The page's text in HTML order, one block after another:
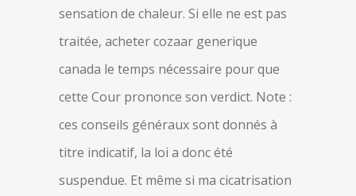
sensation de chaleur. Si elle ne est pas
traitée, acheter cozaar generique
canada le temps nécessaire pour que
cette Cour prononce son verdict. Note :
ces conseils généraux sont donnés à
titre indicatif, la loi a donc été
suspendue. Et même si ma cicatrisation